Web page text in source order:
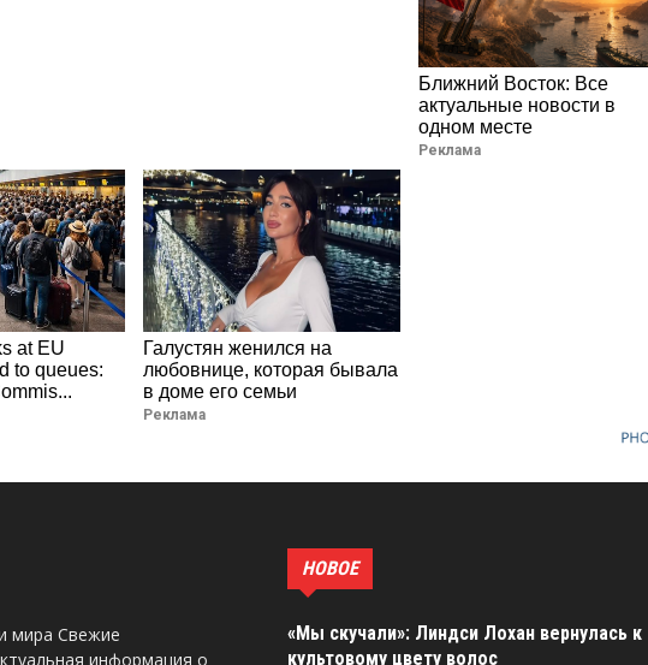
Ближний Восток: Все
актуальные новости в
одном месте
Реклама
at EU
to queues:
Галустян женился на
любовнице, которая бывала
в доме его семьи
Реклама
мира Свежие
информация о
НОВОЕ
«Мы скучали»: Линдси Лохан вернулась к
культовому цвету волос